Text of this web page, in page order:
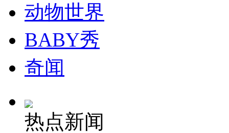
消防员救轻生者 花炮节热闹非凡
司机酒驾遇交警 急速倒车逃窜
动物世界
BABY秀
奇闻
热点新闻